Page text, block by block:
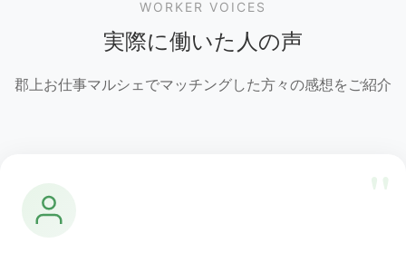
WORKER VOICES
実際に働いた人の声
郡上お仕事マルシェでマッチングした方々の感想をご紹介